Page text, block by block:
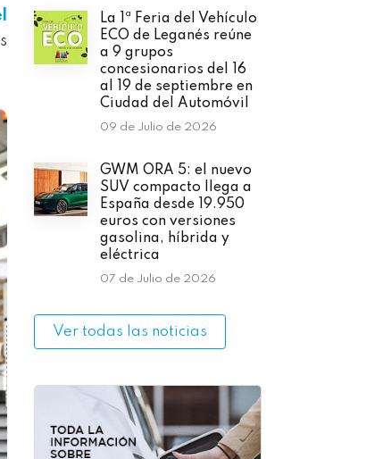
La 1ª Feria del Vehículo
ECO de Leganés reúne
a 9 grupos
concesionarios del 16
al 19 de septiembre en
Ciudad del Automóvil
09 de Julio de 2026
GWM ORA 5: el nuevo
SUV compacto llega a
España desde 19.950
euros con versiones
gasolina, híbrida y
eléctrica
07 de Julio de 2026
Ver todas las noticias